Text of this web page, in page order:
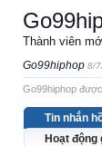
Thành viên
Go99hiphop 8/
Go99hiphop
Tin nhắn
Hoạt động